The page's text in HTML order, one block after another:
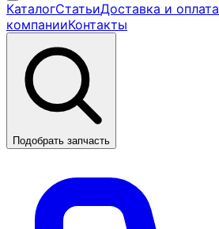
КаталогСтатьиДоставка и оплата
компанииКонтакты
Подобрать запчасть